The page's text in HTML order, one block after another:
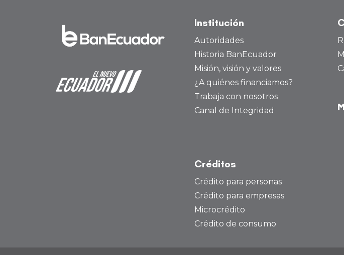
Institución
Autoridades
Historia BanEcuador
Misión, visión y valores
¿A quiénes financiamos?
Trabaja con nosotros
Canal de Integridad
Créditos
Crédito para personas
Crédito para empresas
Microcrédito
Crédito de consumo